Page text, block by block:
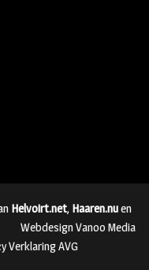
Helvoirt.net, Haaren.nuen
Webdesign Vanoo Media
Verklaring AVG